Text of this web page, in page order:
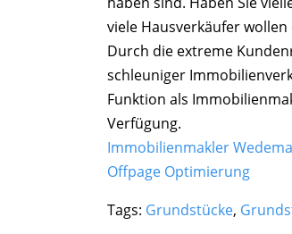
viele Hausverkäufer
Durch die extreme
schleuniger
Funktion als
Verfügung.
Immobilienmakler
Offpage Optimierung
Tags: Grundstücke,